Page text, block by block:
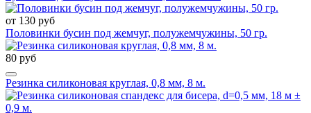
от 130 руб
Половинки бусин под жемчуг, полужемчужины, 50 гр.
80 руб
Резинка силиконовая круглая, 0,8 мм, 8 м.